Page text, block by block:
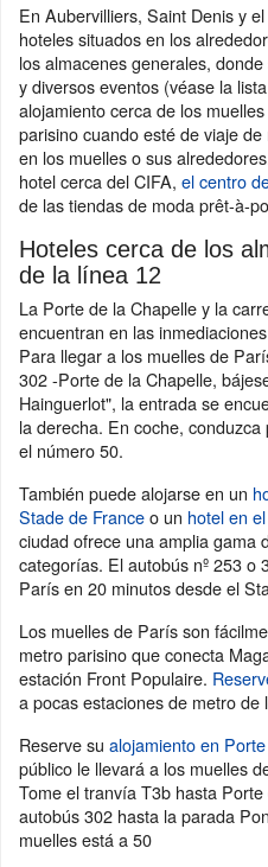
En Aubervilliers, Saint Denis y
hoteles situados en los
los almacenes generales,
y diversos eventos (véase la
alojamiento cerca de los
parisino cuando esté de viaje
en los muelles o sus
hotel cerca del CIFA, el centro
de las tiendas de moda prêt-à-
Hoteles cerca de los
de la línea 12
La Porte de la Chapelle y la
encuentran en las
Para llegar a los muelles de
302 -Porte de la Chapelle,
Hainguerlot", la entrada se
la derecha. En coche,
el número 50.
También puede alojarse en un
Stade de Franceo un hotel en
ciudad ofrece una amplia gama
categorías. El autobús nº 253 o
París en 20 minutos desde el
Los muelles de París son
metro parisino que conecta
estación Front Populaire.
a pocas estaciones de metro de
Reserve su alojamiento en
público le llevará a los muelles
Tome el tranvía T3b hasta
autobús 302 hasta la parada
muelles está a 50